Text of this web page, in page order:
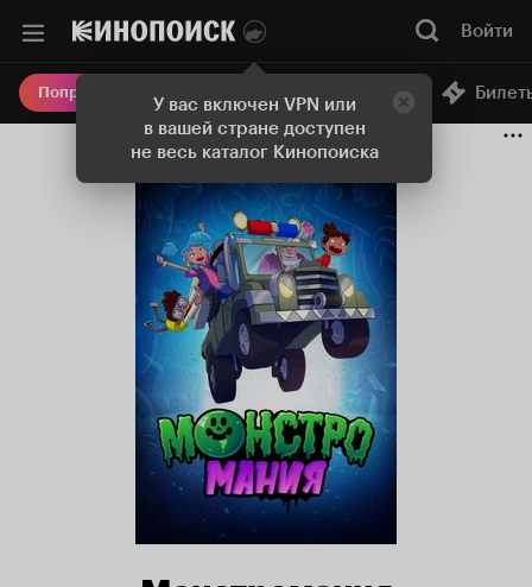
У вас включен VPN или
в вашей стране доступен
не весь каталог Кинопоиска
Войти
Попробовать Плюс Онлайн-кинотеатр